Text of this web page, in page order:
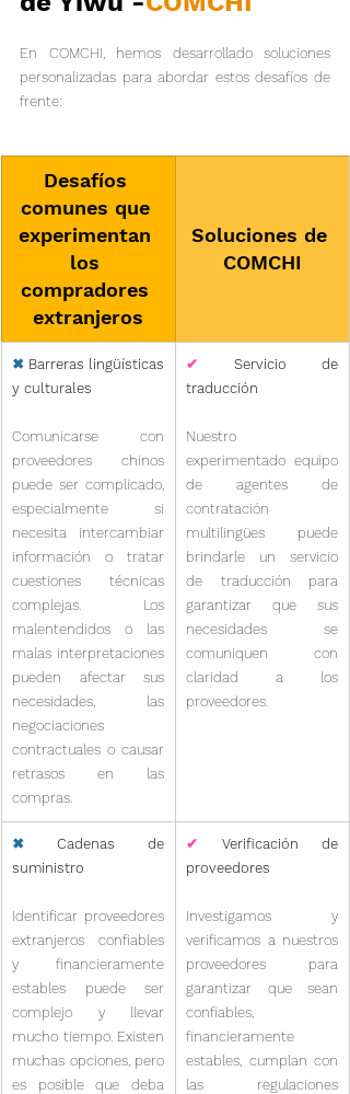
En COMCHI, hemos desarrollado soluciones
personalizadas para abordar estos desafíos de
frente:
Desafíos
comunes que
experimentan
los
compradores
extranjeros
Soluciones de
COMCHI
✖ Barreras lingüísticas
y culturales
Comunicarse con
proveedores chinos
puede ser complicado,
especialmente si
necesita intercambiar
información o tratar
cuestiones técnicas
complejas. Los
malentendidos o las
malas interpretaciones
pueden afectar sus
necesidades, las
negociaciones
contractuales o causar
retrasos en las
compras.
✔ Servicio de
traducción
Nuestro
experimentado equipo
de agentes de
contratación
multilingües puede
brindarle un servicio
de traducción para
garantizar que sus
necesidades se
comuniquen con
claridad a los
proveedores.
✖ Cadenas de
suministro
Identificar proveedores
extranjeros confiables
y financieramente
estables puede ser
complejo y llevar
mucho tiempo. Existen
muchas opciones, pero
es posible que deba
✔ Verificación de
proveedores
Investigamos y
verificamos a nuestros
proveedores para
garantizar que sean
confiables,
financieramente
estables, cumplan con
las regulaciones